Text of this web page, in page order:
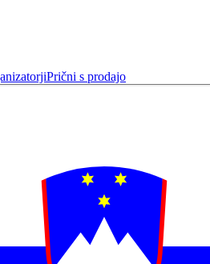
Prični s prodajo